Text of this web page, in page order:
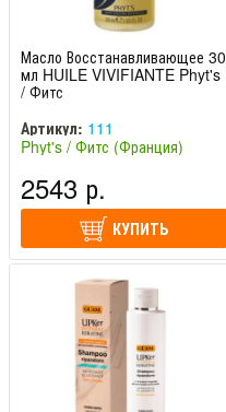
Масло Восстанавливающее 30
мл HUILE VIVIFIANTE Phyt's
/ Фитс
Артикул: 111
Phyt's / Фитс (Франция)
2543 р.
КУПИТЬ